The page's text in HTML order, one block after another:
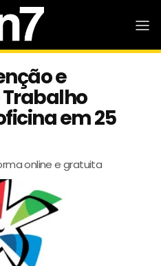
e
em 25
online e gratuita